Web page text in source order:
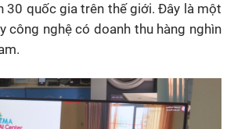
30 quốc gia trên thế giới. Đây là một
công nghệ có doanh thu hàng nghìn